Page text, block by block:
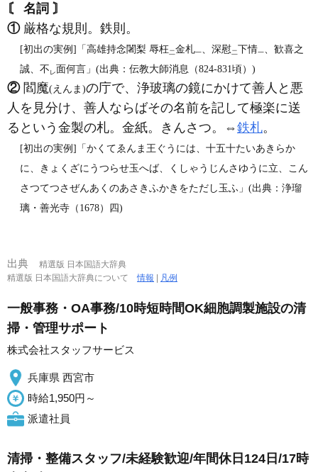
〘 名詞 〙
①厳格な規則。鉄則。
[初出の実例]「高雄持念闍梨 辱枉二金札一 、深慰二下情一
、歓喜之
誠、不 レ面何言」(出典：伝教大師消息（824‐831頃）)
②閻魔(えんま)の庁で、浄玻璃の鏡にかけて善人と悪
人を見分け、善人ならばその名前を記して極楽に送
るという金製の札。金紙。きんさつ。⇔鉄札。
[初出の実例]「かくてゑんま王ぐうには、十五十たいあきらか
に、きょくざにうつらせ玉へば、くしゃうじんさゆうに立、こん
さつてつさぜんあくのあさきふかきをただし玉ふ」(出典：浄瑠
璃・善光寺（1678）四)
出典
精選版 日本国語大辞典
精選版 日本国語大辞典について情報 凡例
一般事務・OA事務/10時短時間OK細胞調製施設の清
掃・管理サポート
株式会社スタッフサービス
兵庫県 西宮市
時給1,950円～
派遣社員
清掃・整備スタッフ/未経験歓迎/年間休日124日/17時